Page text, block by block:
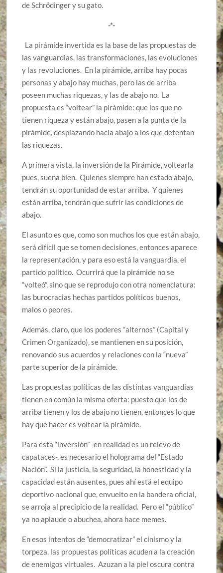
de Schrödinger y su gato.
-*-
La pirámide invertida es la base de las propuestas de
las vanguardias, las transformaciones, las evoluciones
y las revoluciones. En la pirámide, arriba hay pocas
personas y abajo hay muchas, pero las de arriba
poseen muchas riquezas, y las de abajo no. La
propuesta es “voltear” la pirámide: que los que no
tienen riqueza y están abajo, pasen a la punta de la
pirámide, desplazando hacia abajo a los que detentan
las riquezas.
A primera vista, la inversión de la Pirámide, voltearla
pues, suena bien. Quienes siempre han estado abajo,
tendrán su oportunidad de estar arriba. Y quienes
están arriba, tendrán que sufrir las condiciones de
abajo.
El asunto es que, como son muchos los que están abajo,
será difícil que se tomen decisiones, entonces aparece
la representación, y para eso está la vanguardia, el
partido político. Ocurrirá que la pirámide no se
“volteó”, sino que se reprodujo con otra nomenclatura:
las burocracias hechas partidos políticos buenos,
malos o peores.
Además, claro, que los poderes “alternos” (Capital y
Crimen Organizado), se mantienen en su posición,
renovando sus acuerdos y relaciones con la “nueva”
parte superior de la pirámide.
Las propuestas políticas de las distintas vanguardias
tienen en común la misma oferta: puesto que los de
arriba tienen y los de abajo no tienen, entonces lo que
hay que hacer es voltear la pirámide.
Para esta “inversión” -en realidad es un relevo de
capataces-, es necesario el holograma del “Estado
Nación”. Si la justicia, la seguridad, la honestidad y la
capacidad están ausentes, pues ahí está el equipo
deportivo nacional que, envuelto en la bandera oficial,
se arroja al precipicio de la realidad. Pero el “público”
ya no aplaude o abuchea, ahora hace memes.
En esos intentos de “democratizar” el cinismo y la
torpeza, las propuestas políticas acuden a la creación
de enemigos virtuales. Azuzan a la piel oscura contra